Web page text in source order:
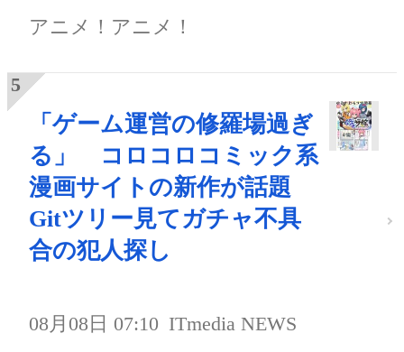
アニメ！アニメ！
「ゲーム運営の修羅場過ぎ
る」 コロコロコミック系
漫画サイトの新作が話題
Gitツリー見てガチャ不具
合の犯人探し
08月08日 07:10 ITmedia NEWS